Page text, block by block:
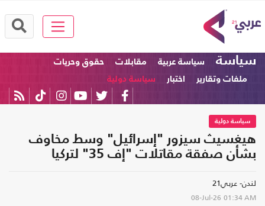
سياسة سياسة عربية مقابلات
حقوق وحريات
ملفات وتقارير
اختبار سياسة دولية
سياسة دولية
هيغسيث سيزور "إسرائيل" وسط مخاوف
بشأن صفقة مقاتلات "إف 35" لتركيا
لندن- عربي21
08-Jul-26 01:34 AM